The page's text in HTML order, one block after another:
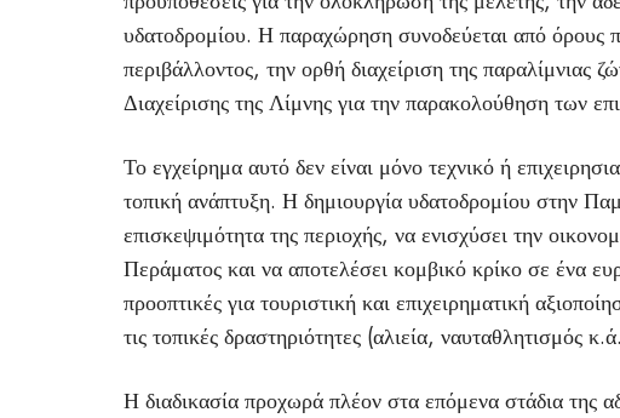
υδατοδρομίου. Η παραχώρηση συνοδεύεται από όρους
περιβάλλοντος, την ορθή διαχείριση της
Διαχείρισης της Λίμνης για την παρακολούθηση των
Το εγχείρημα αυτό δεν είναι μόνο τεχνικό ή
τοπική ανάπτυξη. Η δημιουργία υδατοδρομίου στην
επισκεψιμότητα της περιοχής, να ενισχύσει την
Περάματος και να αποτελέσει κομβικό κρίκο σε ένα
προοπτικές για τουριστική και επιχειρηματική
τις τοπικές δραστηριότητες (αλιεία, ναυταθλητισμός
Η διαδικασία προχωρά πλέον στα επόμενα στάδια της